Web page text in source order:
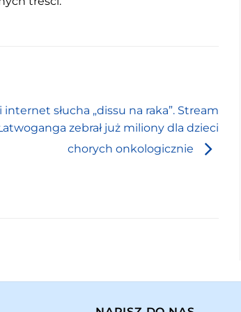
internet słucha „dissu na raka”. Stream
zebrał już miliony dla dzieci
chorych onkologicznie